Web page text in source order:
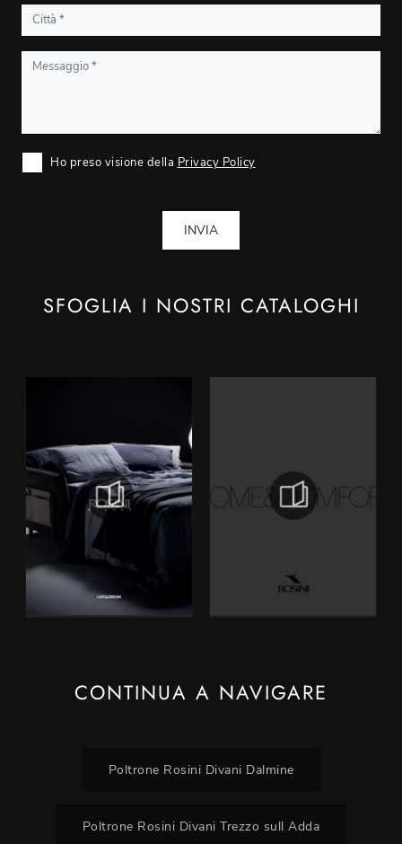
SFOGLIA I NOSTRI CATALOGHI
CONTINUA A NAVIGARE
Poltrone Rosini Divani Dalmine
Poltrone Rosini Divani Trezzo sull Adda
Ho preso visione della Privacy Policy
INVIA